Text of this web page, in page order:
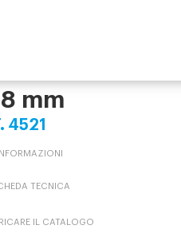
ausiliarie
con
mm
4521
TECNICA
IL CATALOGO